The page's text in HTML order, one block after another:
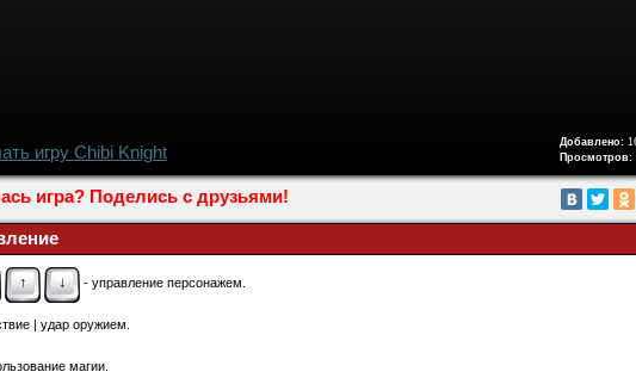
игру Chibi Knight
Добавлено:
Просмотров:
игра? Поделись с друзьями!
↑ ↓ - управление персонажем.
| удар оружием.
магии.